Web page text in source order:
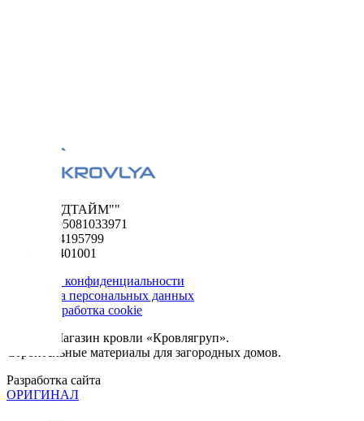
ООО "ФУДТАЙМ""
ОГРН 1195081033971
ИНН 5024195799
КПП 502401001
Политика конфиденциальности
Обработка персональных данных
Сбор и обработка cookie
© 2026. Магазин кровли «Кровлягруп».
Строительные материалы для загородных домов.
Разработка сайта
ОРИГИНАЛ